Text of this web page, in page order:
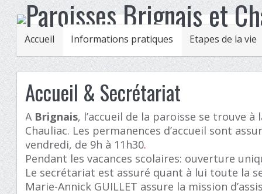
Accueil Informations pratiques Etapes de la vie
Accueil & Secrétariat
A Brignais, l’accueil de la paroisse se trouve à
Chauliac. Les permanences d’accueil sont
vendredi, de 9h à 11h30.
Pendant les vacances scolaires: ouverture
Le secrétariat est assuré quant à lui toute la
Marie-Annick GUILLET assure la mission